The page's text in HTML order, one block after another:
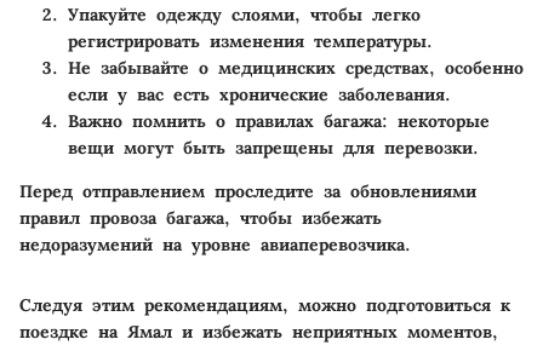
Упакуйте одежду слоями, чтобы легко
регистрировать изменения температуры.
Не забывайте о медицинских средствах, особенно
если у вас есть хронические заболевания.
Важно помнить о правилах багажа: некоторые
вещи могут быть запрещены для перевозки.
Перед отправлением проследите за обновлениями
правил провоза багажа, чтобы избежать
недоразумений на уровне авиаперевозчика.
Следуя этим рекомендациям, можно подготовиться к
поездке на Ямал и избежать неприятных моментов,